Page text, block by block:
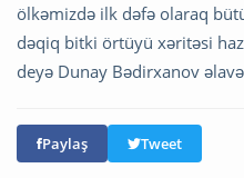
ölkəmizdə ilk dəfə olaraq
dəqiq bitki örtüyü xəritəsi
deyə Dunay Bədirxanov
Paylaş Tweet